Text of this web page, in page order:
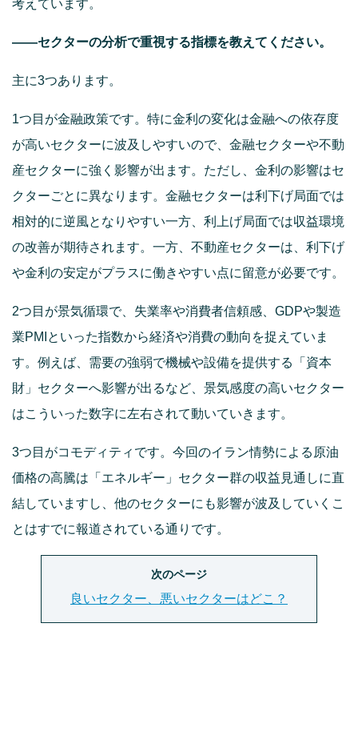
考えています。
――セクターの分析で重視する指標を教えてください。
主に3つあります。
1つ目が金融政策です。特に金利の変化は金融への依存度
が高いセクターに波及しやすいので、金融セクターや不動
産セクターに強く影響が出ます。ただし、金利の影響はセ
クターごとに異なります。金融セクターは利下げ局面では
相対的に逆風となりやすい一方、利上げ局面では収益環境
の改善が期待されます。一方、不動産セクターは、利下げ
や金利の安定がプラスに働きやすい点に留意が必要です。
2つ目が景気循環で、失業率や消費者信頼感、GDPや製造
業PMIといった指数から経済や消費の動向を捉えていま
す。例えば、需要の強弱で機械や設備を提供する「資本
財」セクターへ影響が出るなど、景気感度の高いセクター
はこういった数字に左右されて動いていきます。
3つ目がコモディティです。今回のイラン情勢による原油
価格の高騰は「エネルギー」セクター群の収益見通しに直
結していますし、他のセクターにも影響が波及していくこ
とはすでに報道されている通りです。
次のページ
良いセクター、悪いセクターはどこ？